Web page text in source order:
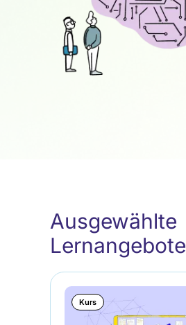
Ausgewählte
Lernangebote
Kurs